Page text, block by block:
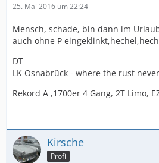
25. Mai 2016 um 22:24
Mensch, schade, bin dann im
auch ohne P
DT
LK Osnabrück - where the rust
Rekord A ,1700er 4 Gang, 2T Limo,
Kirsche
Profi